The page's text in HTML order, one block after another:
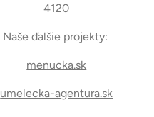
4120
Naše ďalšie projekty:
menucka.sk
umelecka-agentura.sk